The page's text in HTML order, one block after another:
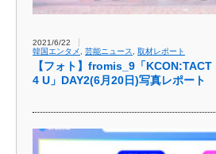
2021/6/22
韓国エンタメ
芸能ニュース 取材レポート
【フォト】fromis_9「KCON:TACT
4 U」DAY2(6月20日)写真レポート